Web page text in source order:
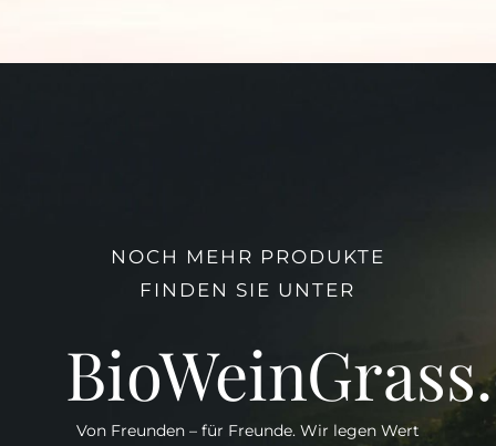
NOCH MEHR PRODUKTE
FINDEN SIE UNTER
Von Freunden – für Freunde. Wir legen Wert